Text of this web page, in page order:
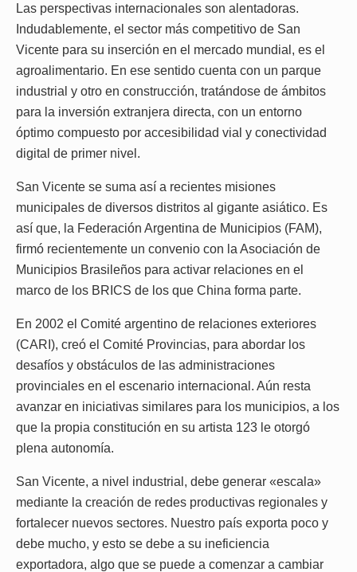
Las perspectivas internacionales son alentadoras.
Indudablemente, el sector más competitivo de San
Vicente para su inserción en el mercado mundial, es el
agroalimentario. En ese sentido cuenta con un parque
industrial y otro en construcción, tratándose de ámbitos
para la inversión extranjera directa, con un entorno
óptimo compuesto por accesibilidad vial y conectividad
digital de primer nivel.
San Vicente se suma así a recientes misiones
municipales de diversos distritos al gigante asiático. Es
así que, la Federación Argentina de Municipios (FAM),
firmó recientemente un convenio con la Asociación de
Municipios Brasileños para activar relaciones en el
marco de los BRICS de los que China forma parte.
En 2002 el Comité argentino de relaciones exteriores
(CARI), creó el Comité Provincias, para abordar los
desafíos y obstáculos de las administraciones
provinciales en el escenario internacional. Aún resta
avanzar en iniciativas similares para los municipios, a los
que la propia constitución en su artista 123 le otorgó
plena autonomía.
San Vicente, a nivel industrial, debe generar «escala»
mediante la creación de redes productivas regionales y
fortalecer nuevos sectores. Nuestro país exporta poco y
debe mucho, y esto se debe a su ineficiencia
exportadora, algo que se puede a comenzar a cambiar